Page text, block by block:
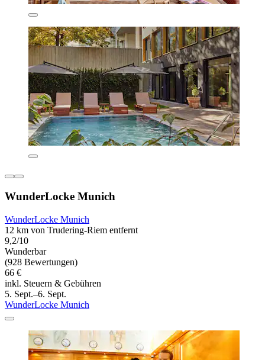
WunderLocke Munich
WunderLocke Munich
12 km von Trudering-Riem entfernt
9,2/10
Wunderbar
(928 Bewertungen)
66 €
inkl. Steuern & Gebühren
5. Sept.–6. Sept.
WunderLocke Munich